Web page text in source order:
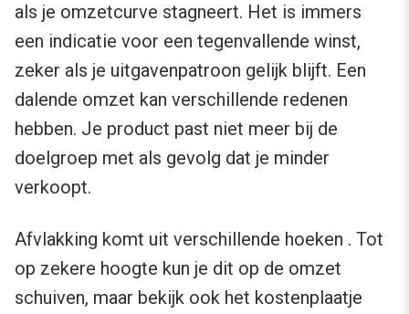
als je omzetcurve stagneert. Het is immers
een indicatie voor een tegenvallende winst,
zeker als je uitgavenpatroon gelijk blijft. Een
dalende omzet kan verschillende redenen
hebben. Je product past niet meer bij de
doelgroep met als gevolg dat je minder
verkoopt.
Afvlakking komt uit verschillende hoeken . Tot
op zekere hoogte kun je dit op de omzet
schuiven, maar bekijk ook het kostenplaatje